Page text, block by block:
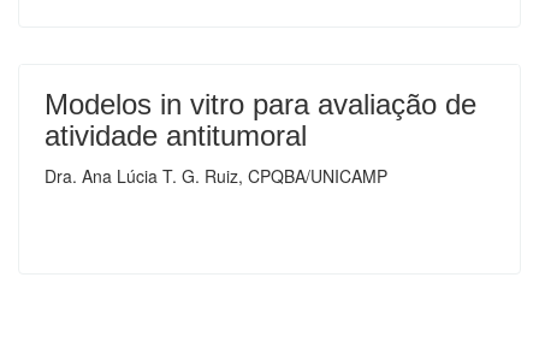
Modelos in vitro para avaliação de
atividade antitumoral
Dra. Ana Lúcia T. G. Ruiz, CPQBA/UNICAMP